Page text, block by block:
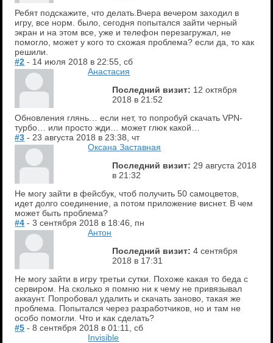
Ребят подскажите, что делать.Вчера вечером заходил в
игру, все норм. было, сегодня попытался зайти черный
экран и на этом все, уже и телефон перезагружал, не
помогло, может у кого то схожая проблема? если да, то как
решили.
#2 - 14 июля 2018 в 22:55, сб
Анастасия
Последний визит: 12 октября
2018 в 21:52
Обновления глянь… если нет, то попробуй скачать VPN-
турбо… или просто жди… может глюк какой…
#3 - 23 августа 2018 в 23:38, чт
Оксана Заставная
Последний визит: 29 августа 2018
в 21:32
Не могу зайти в фейсбук, чтоб получить 50 самоцветов,
идет долго соединение, а потом приложение виснет. В чем
может быть проблема?
#4 - 3 сентября 2018 в 18:46, пн
Антон
Последний визит: 4 сентября
2018 в 17:31
Не могу зайти в игру третьи сутки. Похоже какая то беда с
сервиром. На сколько я помню ни к чему не привязывал
аккаунт. Попробовал удалить и скачать заново, такая же
проблема. Попытался через разработчиков, но и там не
особо помогли. Что и как сделать?
#5 - 8 сентября 2018 в 01:11, сб
Invisible